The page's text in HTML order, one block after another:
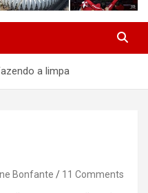
a limpa
Bonfante 11 Comments